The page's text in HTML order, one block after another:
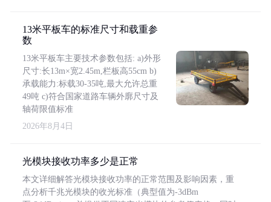
13米平板车的标准尺寸和载重参
数
13米平板车主要技术参数包括: a)外形
尺寸:长13m×宽2.45m,栏板高55cm b)
承载能力:标载30-35吨,最大允许总重
49吨 c)符合国家道路车辆外廓尺寸及
轴荷限值标准
2026年8月4日
光模块接收功率多少是正常
本文详细解答光模块接收功率的正常范围及影响因素，重
点分析千兆光模块的收光标准（典型值为-3dBm